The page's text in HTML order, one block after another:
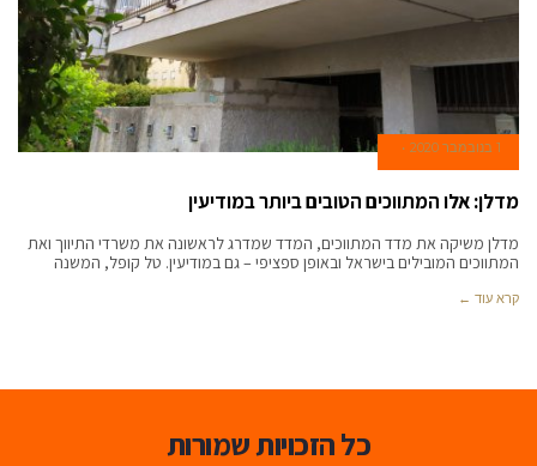
1 בנובמבר 2020
מדלן: אלו המתווכים הטובים ביותר במודיעין
מדלן משיקה את מדד המתווכים, המדד שמדרג לראשונה את משרדי התיווך ואת
המתווכים המובילים בישראל ובאופן ספציפי – גם במודיעין. טל קופל, המשנה
קרא עוד ←
כל הזכויות שמורות